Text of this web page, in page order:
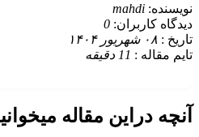
نویسنده: mahdi
دیدگاه کاربران: 0
تاریخ : ۰۸ شهریور ۱۴۰۴
تایم مقاله : 11 دقیقه
آنچه دراین مقاله